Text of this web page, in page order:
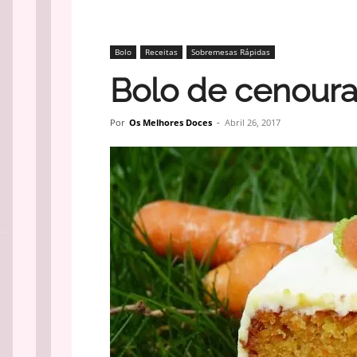
Bolo Receitas Sobremesas Rápidas
Bolo de cenoura
Por Os Melhores Doces - Abril 26, 2017